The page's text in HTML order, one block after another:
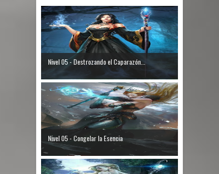
Nivel 05 - Destrozando el Caparazón...
Nivel 05 - Congelar la Esencia